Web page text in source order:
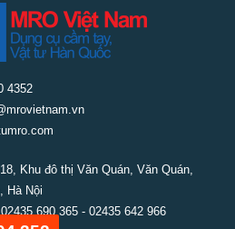
4352
Khu đô thị Văn Quán, Văn Quán,
Hà Nội
690 365 - 02435 642 966